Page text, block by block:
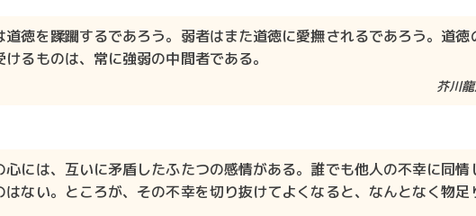
道徳を蹂躙するであろう。弱者はまた道徳に愛撫されるであろう。道徳
けるものは、常に強弱の中間者である。
芥川
心には、互いに矛盾したふたつの感情がある。誰でも他人の不幸に同情
はない。ところが、その不幸を切り抜けてよくなると、なんとなく物足